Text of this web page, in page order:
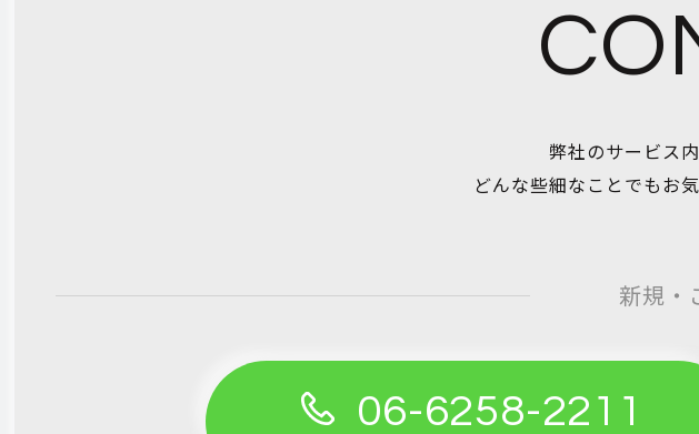
弊社のサービス
どんな些細なことでもお
新規・
06-6258-2211